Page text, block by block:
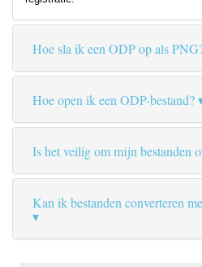
Hoe sla ik een ODP op als
Hoe open ik een ODP-bestand?
Is het veilig om mijn bestanden
Kan ik bestanden converteren